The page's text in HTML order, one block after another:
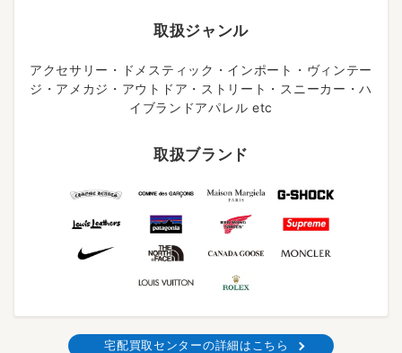
取扱ジャンル
アクセサリー・ドメスティック・インポート・ヴィンテー
ジ・アメカジ・アウトドア・ストリート・スニーカー・ハ
イブランドアパレル etc
取扱ブランド
宅配買取センターの詳細はこちら